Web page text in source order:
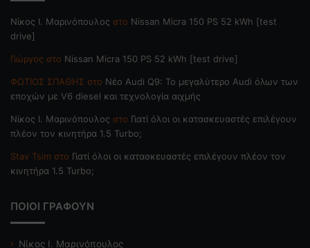
Nίκος Ι. Mαρινόπουλος στο Nissan Micra 150 PS 52 kWh [test
drive]
Γιώργος στο Nissan Micra 150 PS 52 kWh [test drive]
ΦΩΤΙΟΣ ΣΠΑΘΗΣ στο Νέο Audi Q9: Το μεγαλύτερο Audi όλων των
εποχών με V6 diesel και τεχνολογία αιχμής
Nίκος Ι. Mαρινόπουλος στο Γιατί όλοι οι κατασκευαστές επιλέγουν
πλέον τον κινητήρα 1.5 Turbo;
Stav Tsim στο Γιατί όλοι οι κατασκευαστές επιλέγουν πλέον τον
κινητήρα 1.5 Turbo;
ΠΟΙΟΙ ΓΡΑΦΟΥΝ
Νίκος Ι. Μαρινόπουλος